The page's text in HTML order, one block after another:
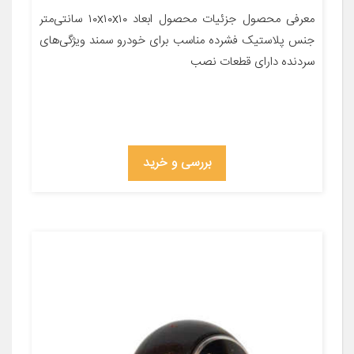
معرفی محصول جزئیات محصول ابعاد ۱۰x۱۰x۱۰ سانتی‌متر
جنس پلاستیک فشرده مناسب برای خودرو سمند ویژگی‌های
سردنده دارای قطعات نصب
بررسی و خرید